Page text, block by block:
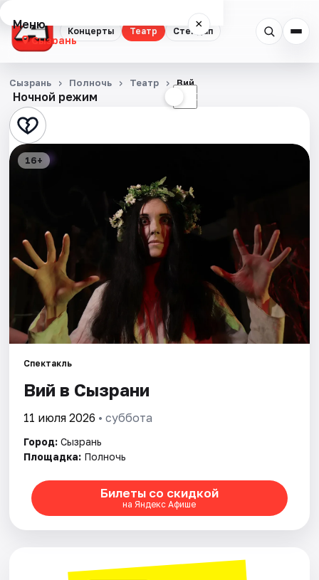
Концерты Театр Стендап
Меню ×
Сызрань
Концерты
Театр
Стендап
Площадки
Артисты
Рейтинги
Ночной режим ☾
Сызрань Полночь Театр Вий
16+
Спектакль
Вий в Сызрани
11 июля 2026 • суббота
Город: Сызрань
Площадка: Полночь
Билеты со скидкой
на Яндекс Афише